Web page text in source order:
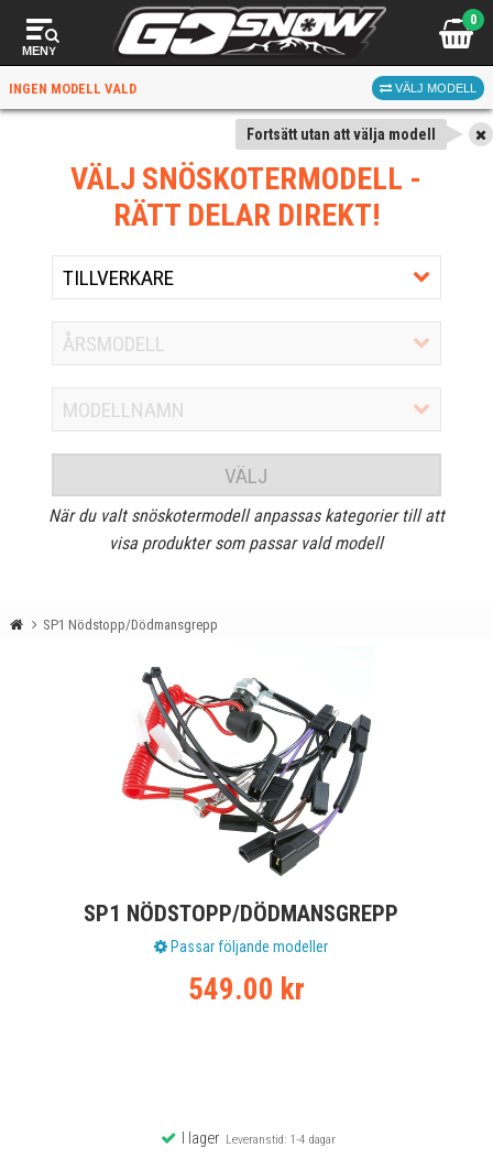
MENY
0
INGEN MODELL VALD VÄLJ MODELL
Fortsätt utan att välja modell
VÄLJ SNÖSKOTERMODELL -
RÄTT DELAR DIREKT!
VÄLJ
När du valt snöskotermodell anpassas kategorier till att
visa produkter som passar vald modell
SP1 Nödstopp/Dödmansgrepp
SP1 NÖDSTOPP/DÖDMANSGREPP
Passar följande modeller
549.00 kr
I lagerLeveranstid: 1-4 dagar